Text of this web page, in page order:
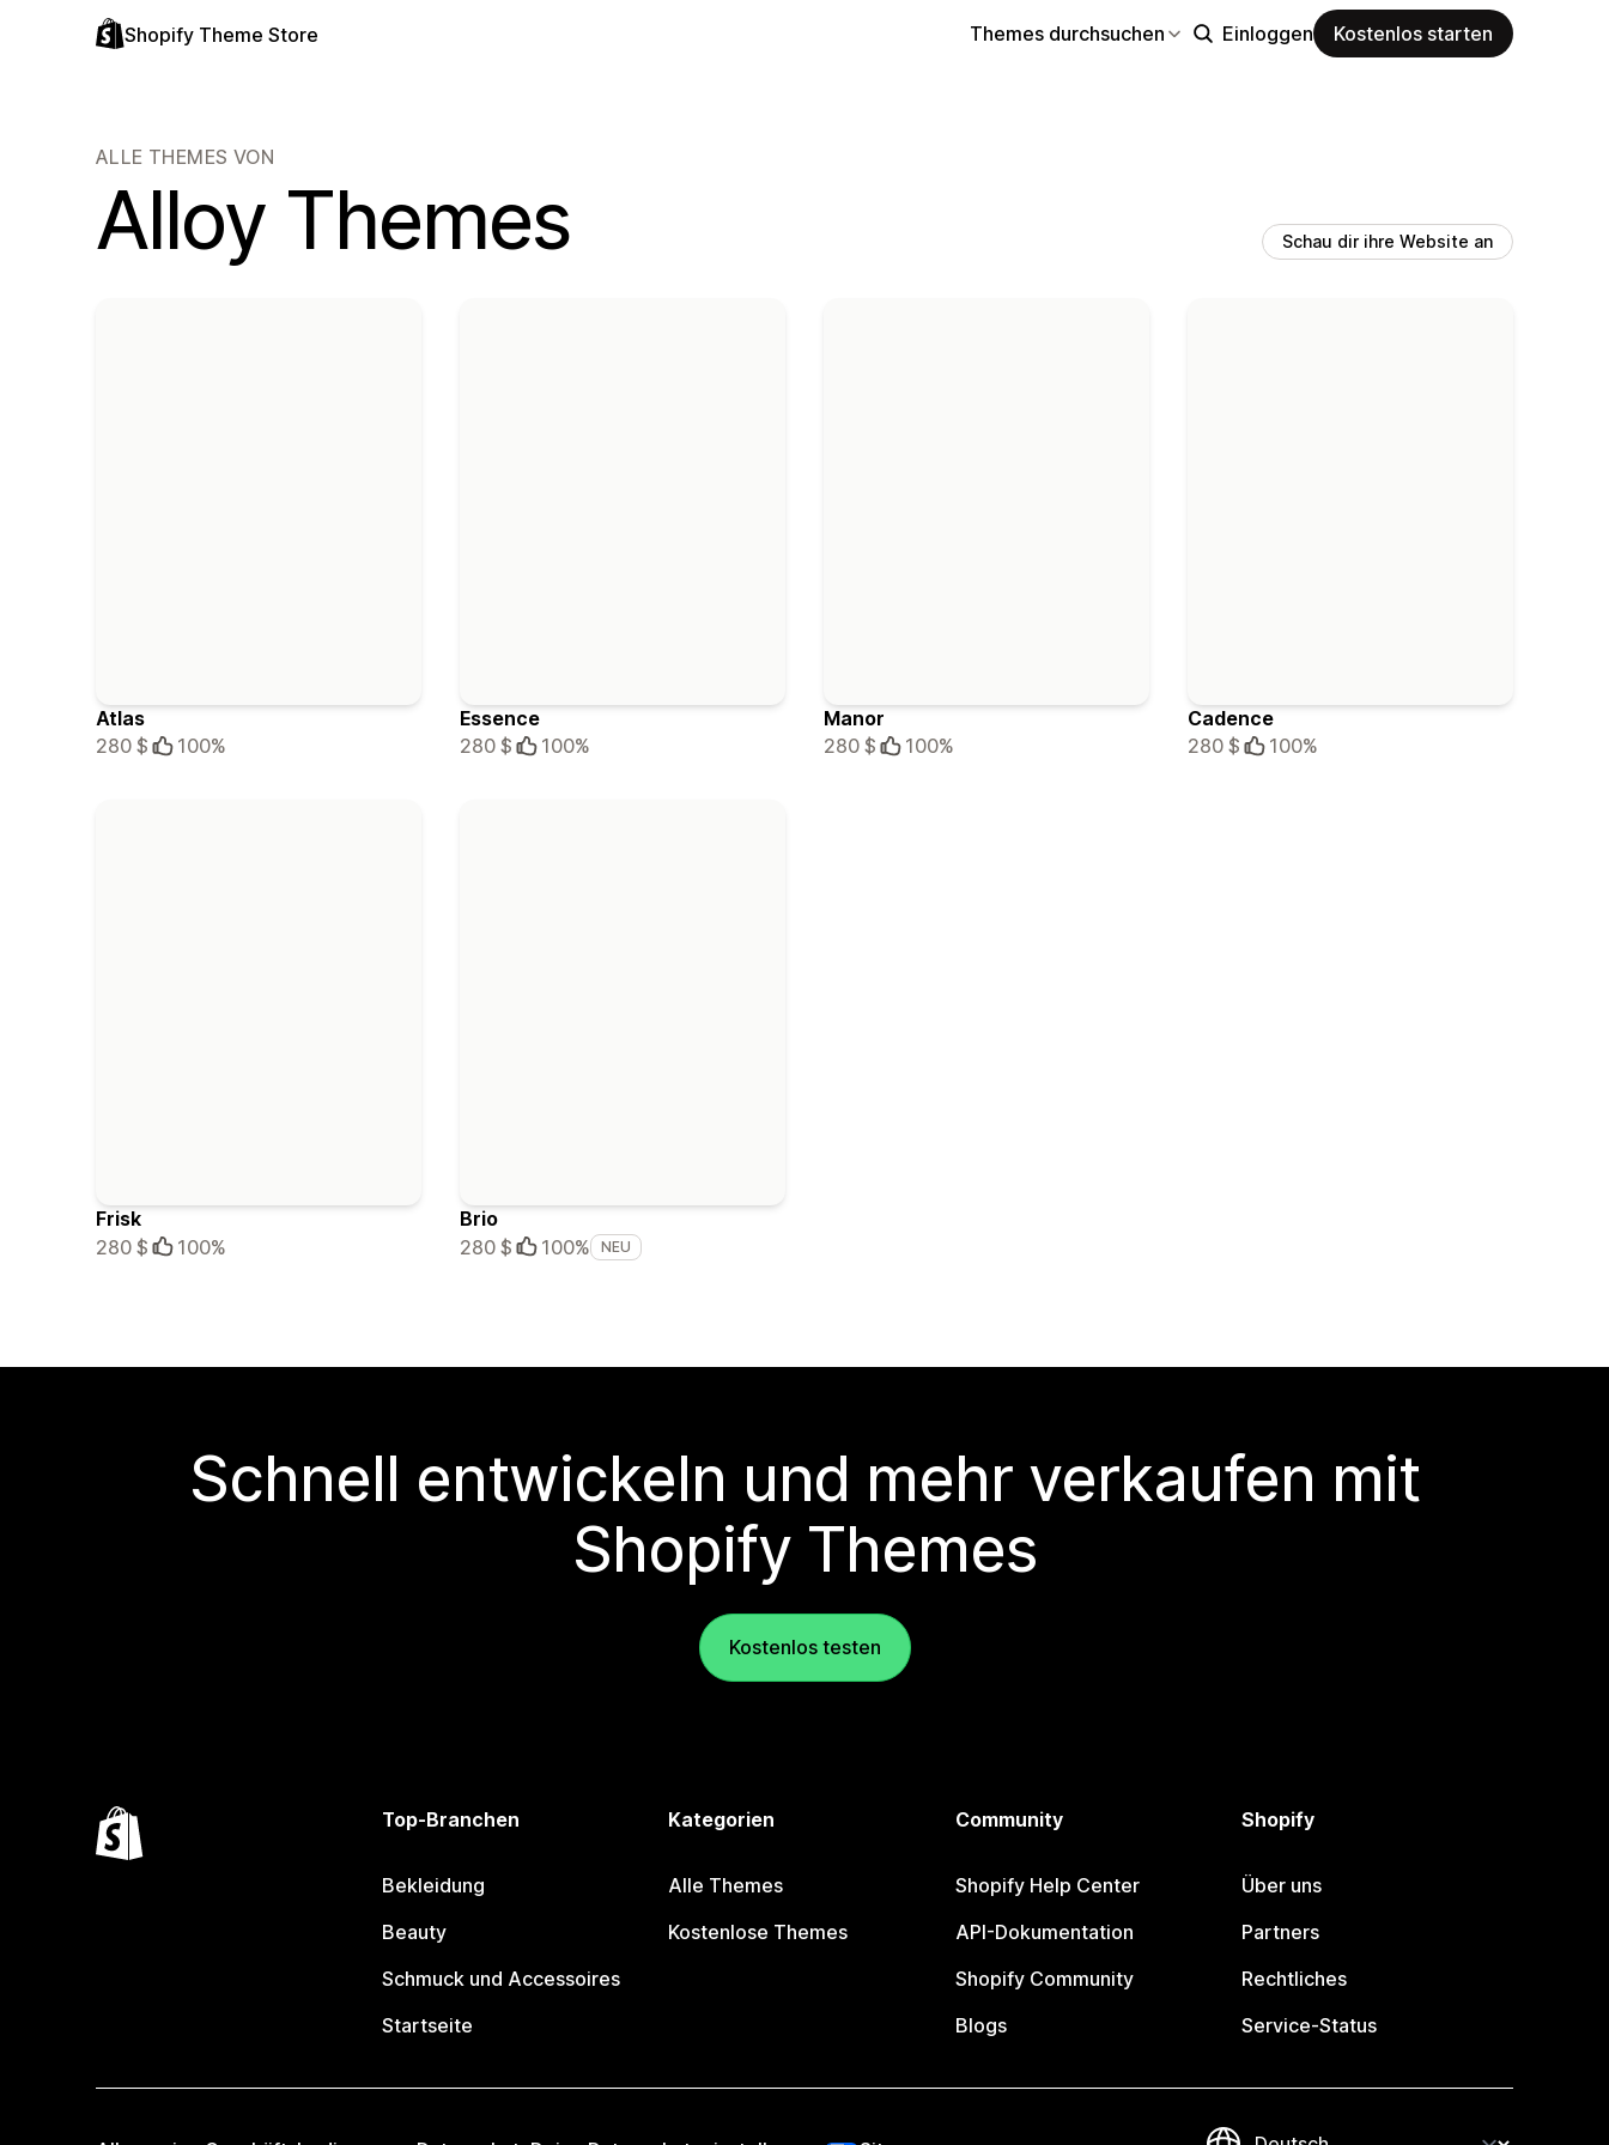
Shopify Theme Store Themes durchsuchen Einloggen Kostenlos starten
ALLE THEMES VON
Alloy Themes Schau dir ihre Website an
Atlas
280 $
100%
Essence
280 $
100%
Manor
280 $
100%
Cadence
280 $
100%
Frisk
280 $
100%
Brio
280 $
100% NEU
Schnell entwickeln und mehr verkaufen mit
Shopify Themes
Kostenlos testen
Top-Branchen
Bekleidung
Beauty
Schmuck und Accessoires
Startseite
Kategorien
Alle Themes
Kostenlose Themes
Community
Shopify Help Center
API-Dokumentation
Shopify Community
Blogs
Shopify
Über uns
Partners
Rechtliches
Service-Status